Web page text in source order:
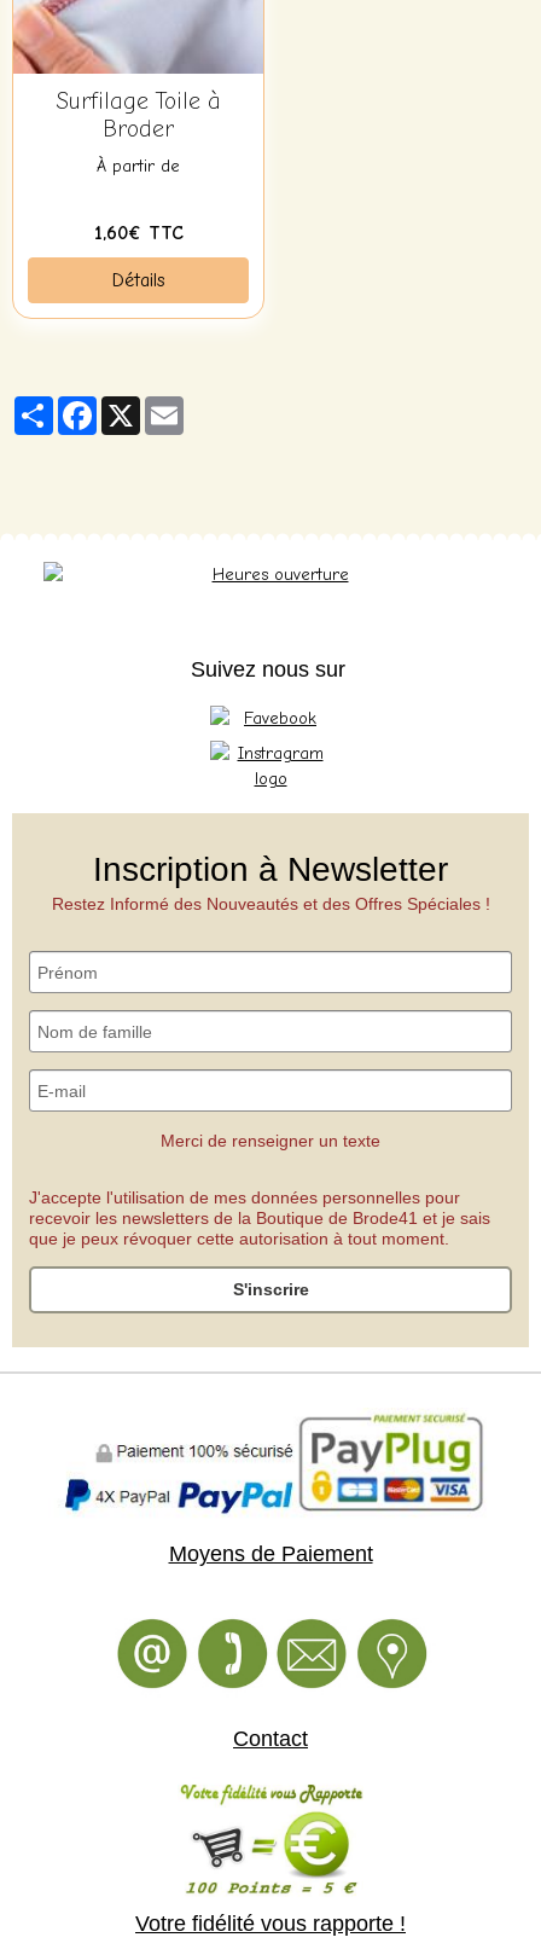
Surfilage Toile à
Broder
À partir de
1,60€ TTC
Détails
PartagerFacebook
X
Suivez nous sur
Inscription à Newsletter
Restez Informé des Nouveautés et des Offres Spéciales !
Merci de renseigner un texte
J'accepte l'utilisation de mes données personnelles pour
recevoir les newsletters de la Boutique de Brode41 et je sais
que je peux révoquer cette autorisation à tout moment.
S'inscrire
Moyens de Paiement
Contact
Votre fidélité vous rapporte !